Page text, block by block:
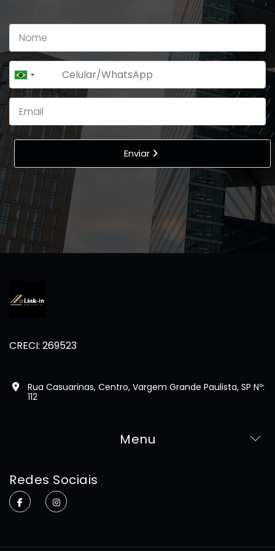
Brazil
+55
Enviar
CRECI: 269523
Rua Casuarinas, Centro, Vargem Grande Paulista, SP Nº:
112
Menu
Redes Sociais